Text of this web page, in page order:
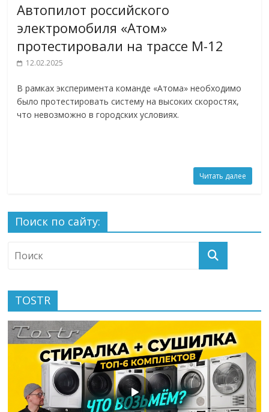
Автопилот российского
электромобиля «Атом»
протестировали на трассе М-12
12.02.2025
В рамках эксперимента команде «Атома» необходимо
было протестировать систему на высоких скоростях,
что невозможно в городских условиях.
Читать далее
Поиск по сайту:
TOSTR